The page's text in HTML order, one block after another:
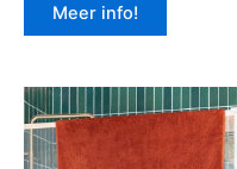
Meer info!